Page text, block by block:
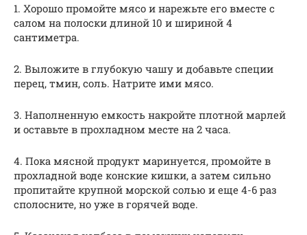
1. Хорошо промойте мясо и нарежьте его вместе с
салом на полоски длиной 10 и шириной 4
сантиметра.
2. Выложите в глубокую чашу и добавьте специи
перец, тмин, соль. Натрите ими мясо.
3. Наполненную емкость накройте плотной марлей
и оставьте в прохладном месте на 2 часа.
4. Пока мясной продукт маринуется, промойте в
прохладной воде конские кишки, а затем сильно
пропитайте крупной морской солью и еще 4-6 раз
сполосните, но уже в горячей воде.